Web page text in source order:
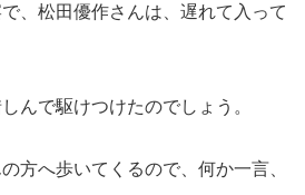
、松田優作さんは、遅れて入って
んで駆けつけたのでしょう。
方へ歩いてくるので、何か一言、